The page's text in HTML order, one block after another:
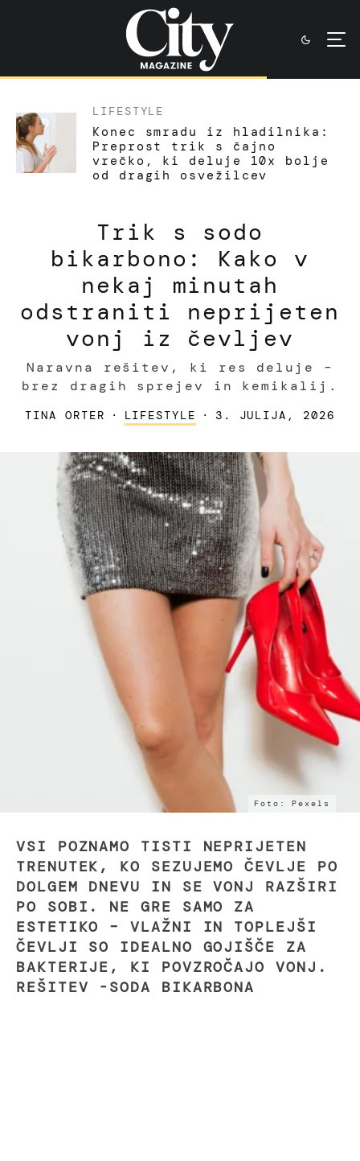
LIFESTYLE
Konec smradu iz hladilnika:
Preprost trik s čajno
vrečko, ki deluje 10x bolje
od dragih osvežilcev
Trik s sodo
bikarbono: Kako v
nekaj minutah
odstraniti neprijeten
vonj iz čevljev
Naravna rešitev, ki res deluje –
brez dragih sprejev in kemikalij.
TINA ORTER · LIFESTYLE · 3. JULIJA, 2026
Foto: Pexels
VSI POZNAMO TISTI NEPRIJETEN
TRENUTEK, KO SEZUJEMO ČEVLJE PO
DOLGEM DNEVU IN SE VONJ RAZŠIRI
PO SOBI. NE GRE SAMO ZA
ESTETIKO – VLAŽNI IN TOPLEJŠI
ČEVLJI SO IDEALNO GOJIŠČE ZA
BAKTERIJE, KI POVZROČAJO VONJ.
REŠITEV -SODA BIKARBONA